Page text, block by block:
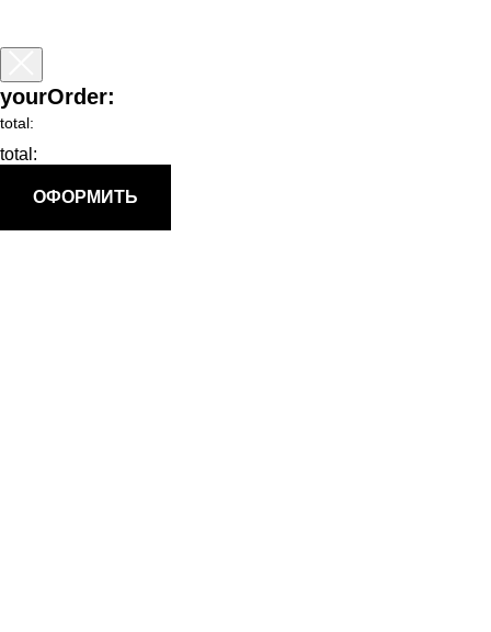
yourOrder:
total:
total:
ОФОРМИТЬ